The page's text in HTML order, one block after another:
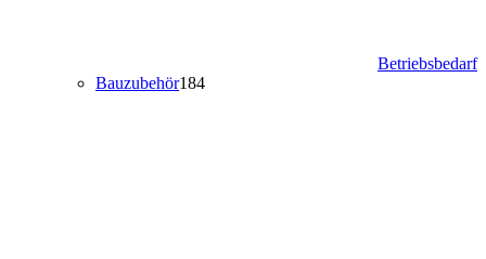
Betriebsbedarf
Bauzubehör184